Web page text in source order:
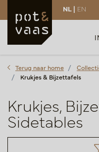
NL | EN
Terug naar home
Krukjes & Bijzettafels
Krukjes,
Sidetables